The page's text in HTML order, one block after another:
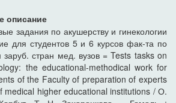
описание
задания по акушерству и гинекологии
для студентов 5 и 6 курсов фак-та по
заруб. стран мед. вузов = Tests tasks on
the educational-methodical work for
of the Faculty of preparation of experts
medical higher educational institutions / О.